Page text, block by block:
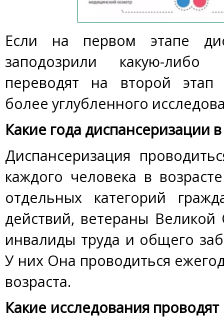
Если на первом этапе
заподозрили какую-
переводят на второй этап
более углубленного
Какие года диспансеризации
Диспансеризация
каждого человека в
отдельных категорий
действий, ветераны
инвалиды труда и общего
У них Она проводиться
возраста.
Какие исследования